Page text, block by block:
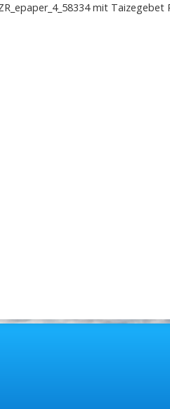
mit Taizegebet